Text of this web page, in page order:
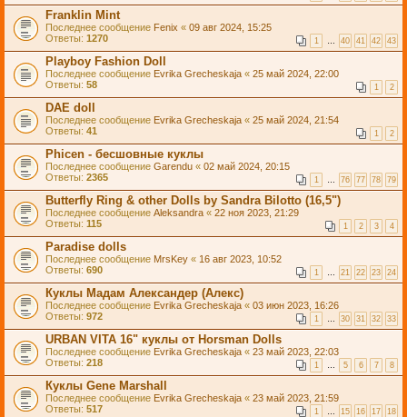
Franklin Mint
Последнее сообщение Fenix « 09 авг 2024, 15:25
Ответы: 1270 1 … 40 41 42 43
Playboy Fashion Doll
Последнее сообщение Evrika Grecheskaja « 25 май 2024, 22:00
Ответы: 58 1 2
DAE doll
Последнее сообщение Evrika Grecheskaja « 25 май 2024, 21:54
Ответы: 41 1 2
Phicen - бесшовные куклы
Последнее сообщение Garendu « 02 май 2024, 20:15
Ответы: 2365 1 … 76 77 78 79
Butterfly Ring & other Dolls by Sandra Bilotto (16,5")
Последнее сообщение Aleksandra « 22 ноя 2023, 21:29
Ответы: 115 1 2 3 4
Paradise dolls
Последнее сообщение MrsKey « 16 авг 2023, 10:52
Ответы: 690 1 … 21 22 23 24
Куклы Мадам Александер (Алекс)
Последнее сообщение Evrika Grecheskaja « 03 июн 2023, 16:26
Ответы: 972 1 … 30 31 32 33
URBAN VITA 16" куклы от Horsman Dolls
Последнее сообщение Evrika Grecheskaja « 23 май 2023, 22:03
Ответы: 218 1 … 5 6 7 8
Куклы Gene Marshall
Последнее сообщение Evrika Grecheskaja « 23 май 2023, 21:59
Ответы: 517 1 … 15 16 17 18